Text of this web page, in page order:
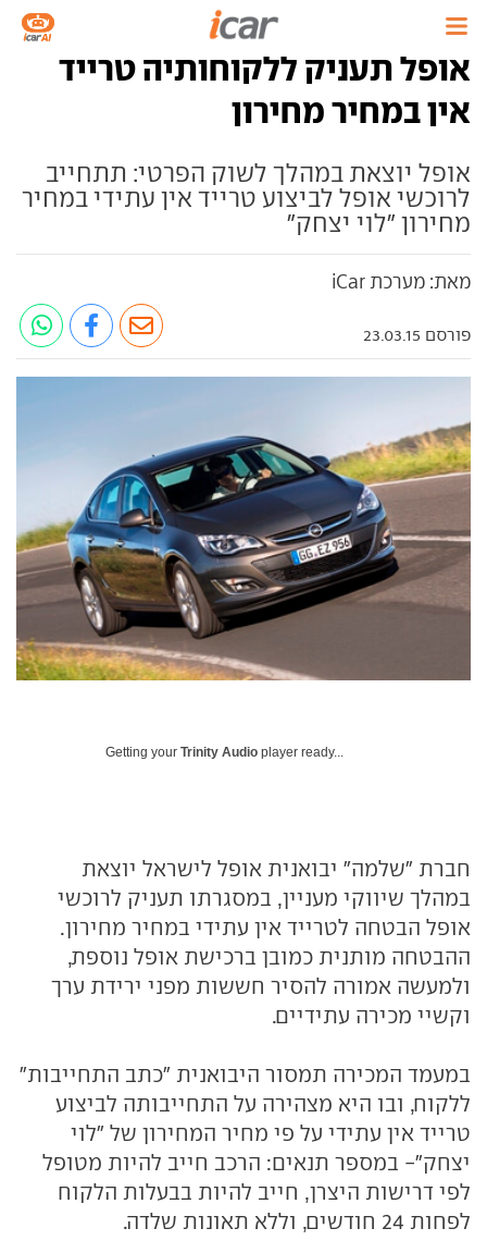
אופל תעניק ללקוחותיה טרייד
אין במחיר מחירון
אופל יוצאת במהלך לשוק הפרטי: תתחייב
לרוכשי אופל לביצוע טרייד אין עתידי במחיר
מחירון "לוי יצחק"
מאת: מערכת iCar
פורסם 23.03.15
Getting your Trinity Audio player ready...
חברת "שלמה" יבואנית אופל לישראל יוצאת
במהלך שיווקי מעניין, במסגרתו תעניק לרוכשי
אופל הבטחה לטרייד אין עתידי במחיר מחירון.
ההבטחה מותנית כמובן ברכישת אופל נוספת,
ולמעשה אמורה להסיר חששות מפני ירידת ערך
וקשיי מכירה עתידיים.
במעמד המכירה תמסור היבואנית "כתב התחייבות"
ללקוח, ובו היא מצהירה על התחייבותה לביצוע
טרייד אין עתידי על פי מחיר המחירון של "לוי
יצחק"- במספר תנאים: הרכב חייב להיות מטופל
לפי דרישות היצרן, חייב להיות בבעלות הלקוח
לפחות 24 חודשים, וללא תאונות שלדה.